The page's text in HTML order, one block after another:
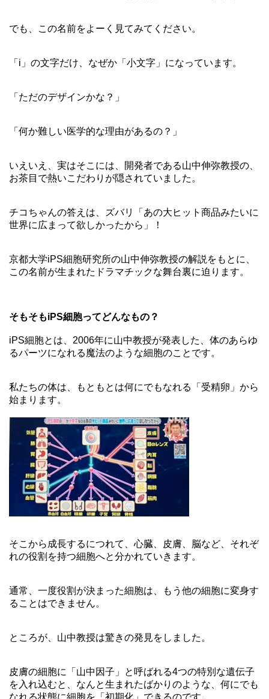
でも、この名前をよーく見てみてください。
「i」の文字だけ、なぜか「小文字」になっています。
「ただのデザインかな？」
「何か難しい医学的な理由があるの？」
いえいえ、実はそこには、開発者である山中伸弥教授の、
お茶目で熱いこだわりが隠されていました。
チコちゃんの答えは、ズバリ「あの大ヒット商品みたいに
世界に広まって欲しかったから」！
京都大学iPS細胞研究所の山中伸弥教授の解説をもとに、
この名前が生まれたドラマチックな舞台裏に迫ります。
そもそもiPS細胞ってどんなもの？
iPS細胞とは、2006年に山中教授が発表した、体のあらゆ
るパーツになれる魔法のような細胞のことです。
私たちの体は、もともとは何にでもなれる「受精卵」から
始まります。
そこから成長するにつれて、心臓、皮膚、脳など、それぞ
れの役割を持つ細胞へと分かれていきます。
通常、一度役割が決まった細胞は、もう他の細胞に変身す
ることはできません。
ところが、山中教授は驚きの発見をしました。
皮膚の細胞に「山中因子」と呼ばれる4つの特別な遺伝子
を入れ込むと、なんと生まれたばかりのような、何にでも
なれる状態に細胞を「初期化」できるのです。